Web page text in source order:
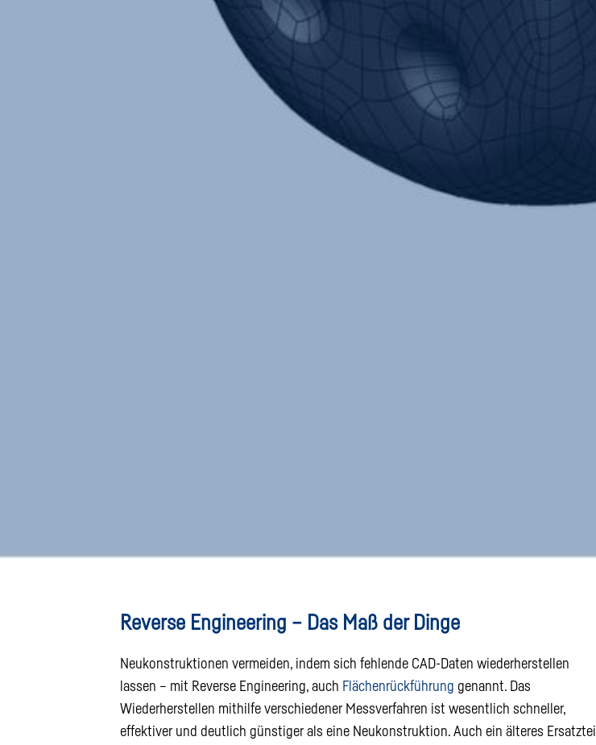
Reverse Engineering – Das Maß der Dinge
Neukonstruktionen vermeiden, indem sich fehlende CAD-Daten wiederherstellen
lassen – mit Reverse Engineering, auch Flächenrückführung genannt. Das
Wiederherstellen mithilfe verschiedener Messverfahren ist wesentlich schneller,
effektiver und deutlich günstiger als eine Neukonstruktion. Auch ein älteres Ersatzteil